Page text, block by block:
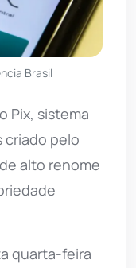
Brasil
Pix, sistema
pelo
alto renome
quarta-feira